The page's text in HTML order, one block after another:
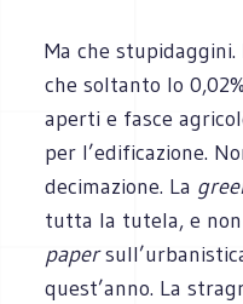
Ma che
che soltanto lo
aperti e fasce
per l’edificazione.
decimazione. La
tutta la tutela, e
paper
quest’anno. La